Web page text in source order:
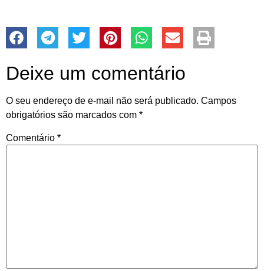
Deixe um comentário
O seu endereço de e-mail não será publicado. Campos
obrigatórios são marcados com *
Comentário *